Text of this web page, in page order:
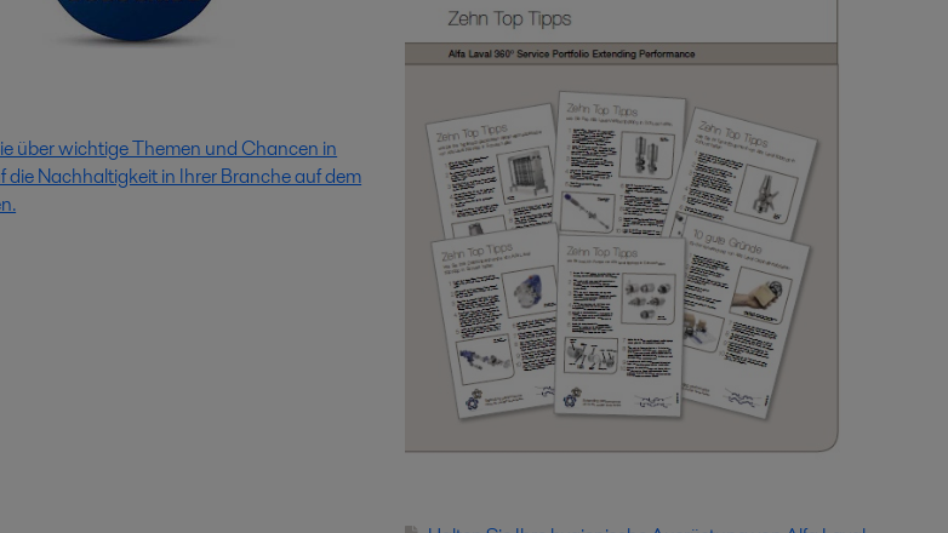
über wichtige Themen und Chancen in
die Nachhaltigkeit in Ihrer Branche auf dem